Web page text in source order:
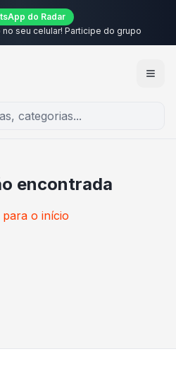
do Radar
seu celular! Participe do grupo
encontrada
o início